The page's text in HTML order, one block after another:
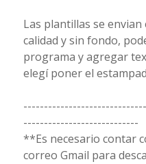
Las plantillas se
calidad y sin fondo,
programa y agregar
elegí poner el
----------------------------
**Es necesario contar
correo Gmail para